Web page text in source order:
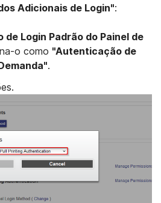
Adicionais de Login":
de Login Padrão do Painel de
o como "Autenticação de
.